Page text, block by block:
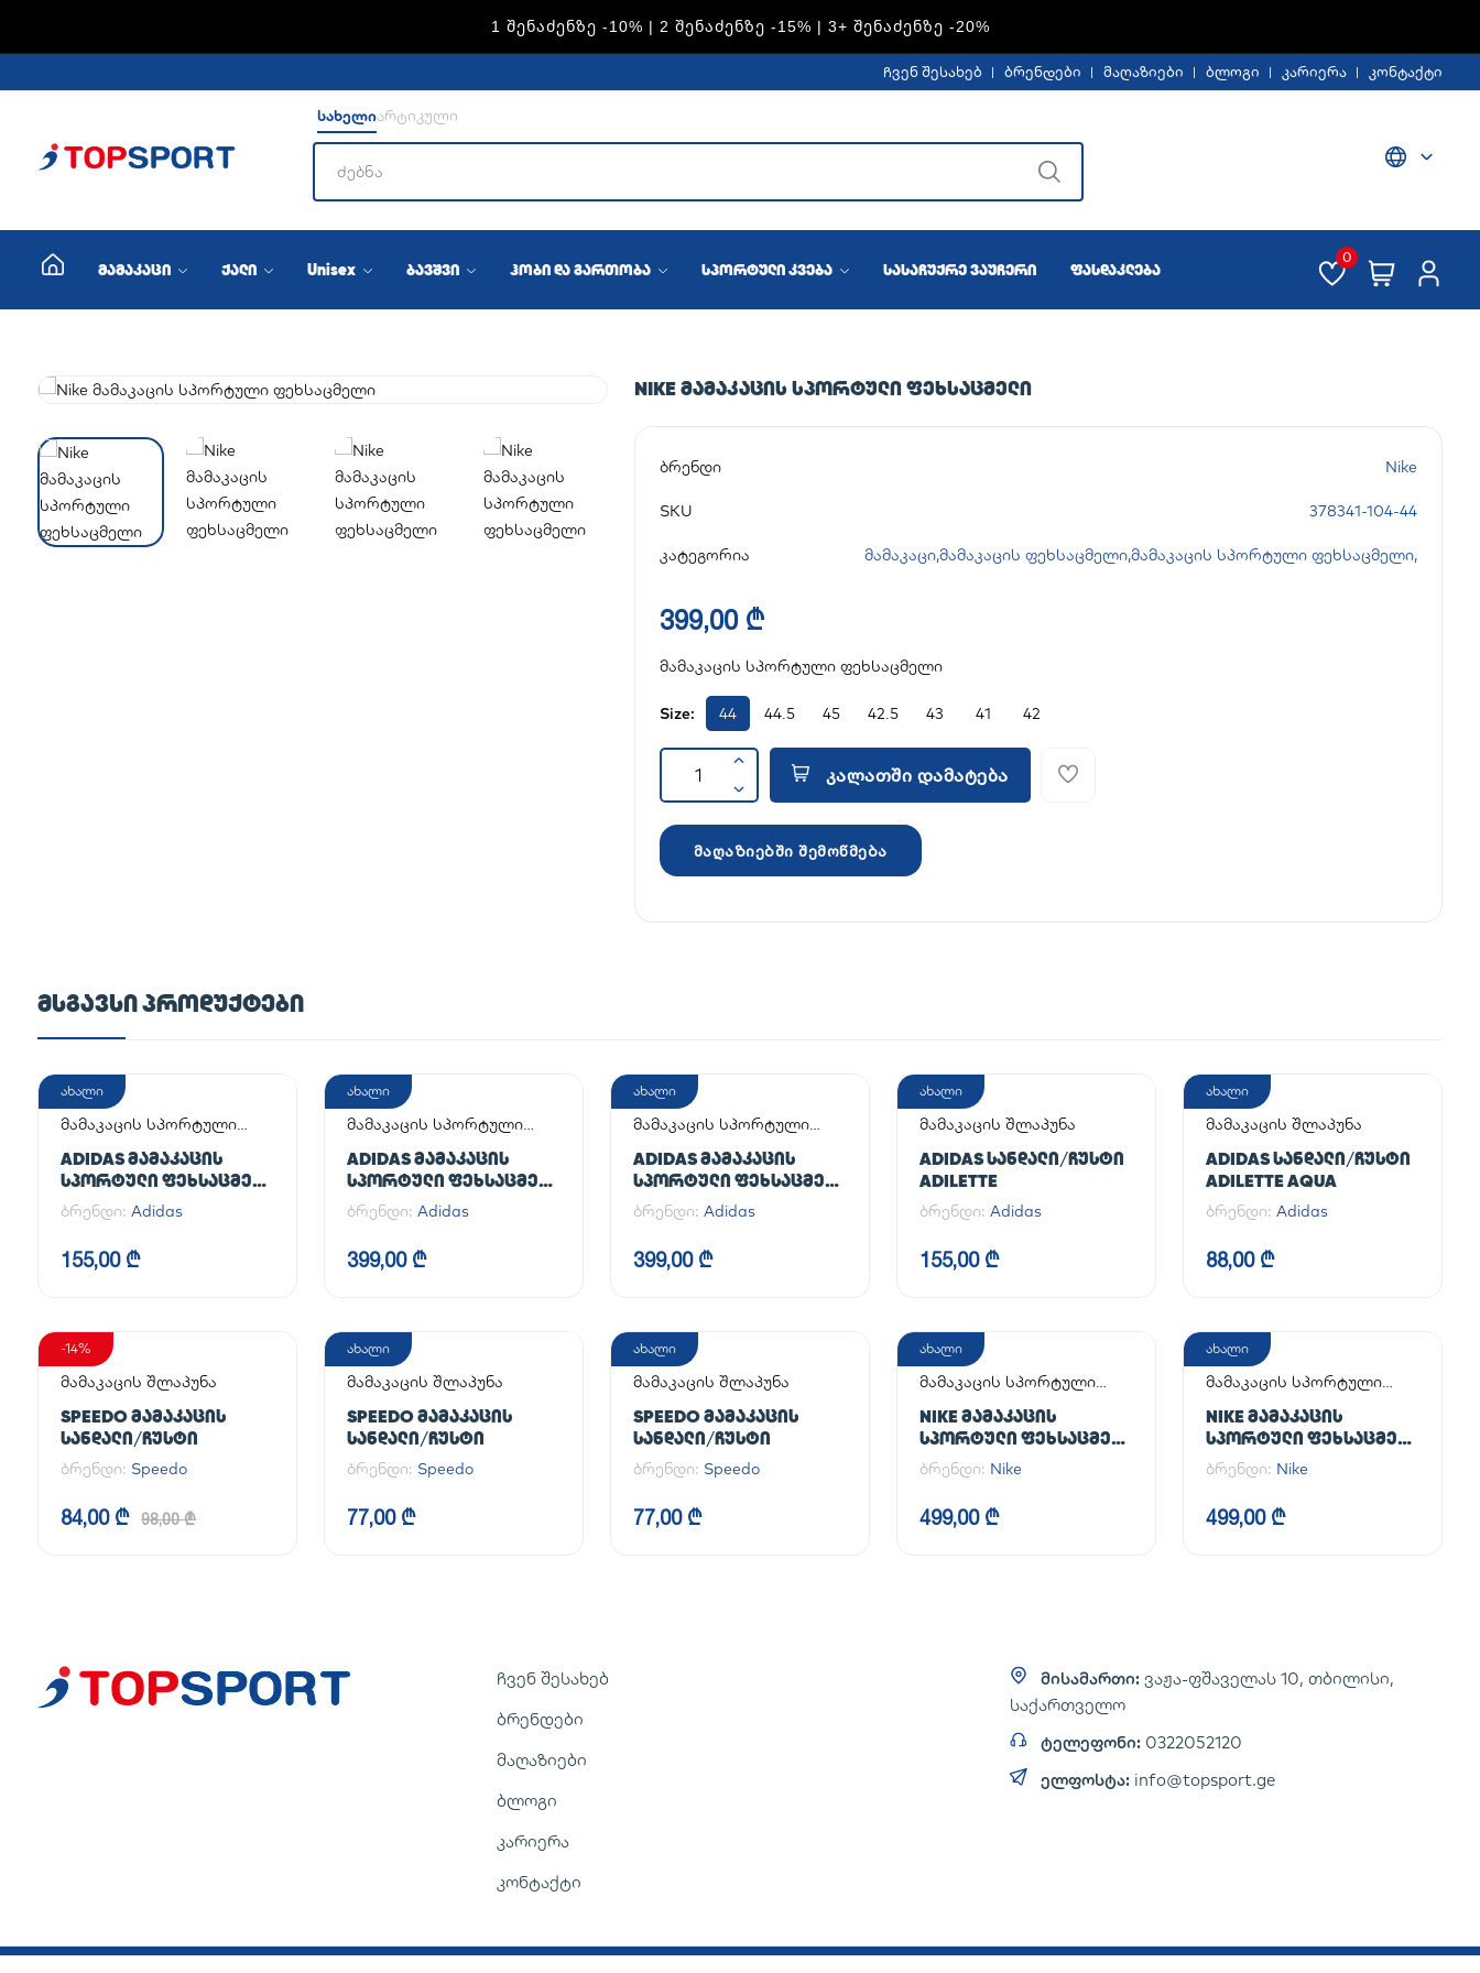
1 ᲨᲔᲜᲐᲫᲔᲜᲖᲔ -10% | 2 ᲨᲔᲜᲐᲫᲔᲜᲖᲔ -15% | 3+ ᲨᲔᲜᲐᲫᲔᲜᲖᲔ -20%
ჩვენ შესახებ ბრენდები მაღაზიები ბლოგი კარიერა კონტაქტი
სახელიარტიკული
მამაკაცი ქალი Unisex ბავშვი ჰობი და გართობა სპორტული კვება სასაჩუქრე ვაუჩერი ფასდაკლება
0
NIKE ᲛᲐᲛᲐᲙᲐᲪᲘᲡ ᲡᲞᲝᲠᲢᲣᲚᲘ ᲤᲔᲮᲡᲐᲪᲛᲔᲚᲘ
ბრენდი Nike
SKU 378341-104-44
კატეგორია მამაკაცი,მამაკაცის ფეხსაცმელი,მამაკაცის სპორტული ფეხსაცმელი,
399,00 ₾
მამაკაცის სპორტული ფეხსაცმელი
Size: 44 44.5 45 42.5 43 41 42
კალათში დამატება
მაღაზიებში შემოწმება
ᲛᲡᲒᲐᲕᲡᲘ ᲞᲠᲝᲓᲣᲥᲢᲔᲑᲘ
ახალი
მამაკაცის სპორტული
ADIDAS ᲛᲐᲛᲐᲙᲐᲪᲘᲡ
ᲡᲞᲝᲠᲢᲣᲚᲘ ᲤᲔᲮᲡᲐᲪᲛᲔᲚᲘ
ADILETTE
ბრენდი: Adidas
155,00 ₾
ახალი
მამაკაცის სპორტული
ADIDAS ᲛᲐᲛᲐᲙᲐᲪᲘᲡ
ᲡᲞᲝᲠᲢᲣᲚᲘ ᲤᲔᲮᲡᲐᲪᲛᲔᲚᲘ
HANDBALL SPEZIAL
ბრენდი: Adidas
399,00 ₾
ახალი
მამაკაცის სპორტული
ADIDAS ᲛᲐᲛᲐᲙᲐᲪᲘᲡ
ᲡᲞᲝᲠᲢᲣᲚᲘ ᲤᲔᲮᲡᲐᲪᲛᲔᲚᲘ
HANDBALL SPEZIAL
ბრენდი: Adidas
399,00 ₾
ახალი
მამაკაცის შლაპუნა
ADIDAS ᲡᲐᲜᲓᲐᲚᲘ/ᲩᲣᲡᲢᲘ
ADILETTE
ბრენდი: Adidas
155,00 ₾
ახალი
მამაკაცის შლაპუნა
ADIDAS ᲡᲐᲜᲓᲐᲚᲘ/ᲩᲣᲡᲢᲘ
ADILETTE AQUA
ბრენდი: Adidas
88,00 ₾
-14%
მამაკაცის შლაპუნა
SPEEDO ᲛᲐᲛᲐᲙᲐᲪᲘᲡ
ᲡᲐᲜᲓᲐᲚᲘ/ᲩᲣᲡᲢᲘ
ბრენდი: Speedo
84,00 ₾ 98,00 ₾
ახალი
მამაკაცის შლაპუნა
SPEEDO ᲛᲐᲛᲐᲙᲐᲪᲘᲡ
ᲡᲐᲜᲓᲐᲚᲘ/ᲩᲣᲡᲢᲘ
ბრენდი: Speedo
77,00 ₾
ახალი
მამაკაცის შლაპუნა
SPEEDO ᲛᲐᲛᲐᲙᲐᲪᲘᲡ
ᲡᲐᲜᲓᲐᲚᲘ/ᲩᲣᲡᲢᲘ
ბრენდი: Speedo
77,00 ₾
ახალი
მამაკაცის სპორტული
NIKE ᲛᲐᲛᲐᲙᲐᲪᲘᲡ
ᲡᲞᲝᲠᲢᲣᲚᲘ ᲤᲔᲮᲡᲐᲪᲛᲔᲚᲘ
AIR FORCE 1 '07
ბრენდი: Nike
499,00 ₾
ახალი
მამაკაცის სპორტული
NIKE ᲛᲐᲛᲐᲙᲐᲪᲘᲡ
ᲡᲞᲝᲠᲢᲣᲚᲘ ᲤᲔᲮᲡᲐᲪᲛᲔᲚᲘ
AIR FORCE 1 '07
ბრენდი: Nike
499,00 ₾
ჩვენ შესახებ
ბრენდები
მაღაზიები
ბლოგი
კარიერა
კონტაქტი
მისამართი: ვაჟა-ფშაველას 10, თბილისი,
საქართველო
ტელეფონი: 0322052120
ელფოსტა: info@topsport.ge